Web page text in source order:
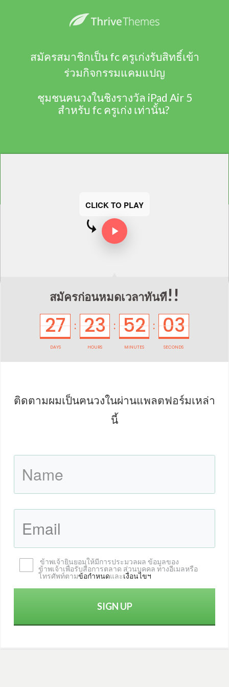
สมัครสมาชิกเป็น fc ครูเก่งรับสิทธิ์เข้า
ร่วมกิจกรรมแคมแปญ
ชุมชนฅนวงในชิงรางวัล iPad Air 5
สำหรับ fc ครูเก่ง เท่านั้น?
CLICK TO PLAY
สมัครก่อนหมดเวลาทันที!!
27
DAYS
: 23
HOURS
: 52
MINUTES
: 03
SECONDS
ติดตามผมเป็นฅนวงในผ่านแพลตฟอร์มเหล่า
นี้
ข้าพเจ้ายินยอมให้มีการประมวลผล ข้อมูลของ
ข้าพเจ้าเพื่อรับสื่อการตลาด ส่วนบุคคล ทางอีเมลหรือ
โทรศัพท์ตามข้อกำหนดและเงื่อนไขฯ
SIGN UP